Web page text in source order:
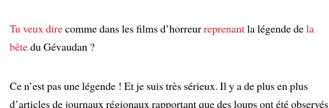
Tu veux direcomme dans les films d’horreurreprenantla légende dela
bêtedu Gévaudan ?
Ce n’est pas une légende ! Et je suis très sérieux. Il y a de plus en plus
d’articles de journaux régionaux rapportant que des loups ont été observés